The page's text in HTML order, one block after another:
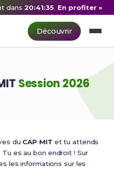
dans 20:41:35. En profiter »
Découvrir
Session 2026
du CAP MIT et tu attends
es au bon endroit ! Sur
les informations sur les